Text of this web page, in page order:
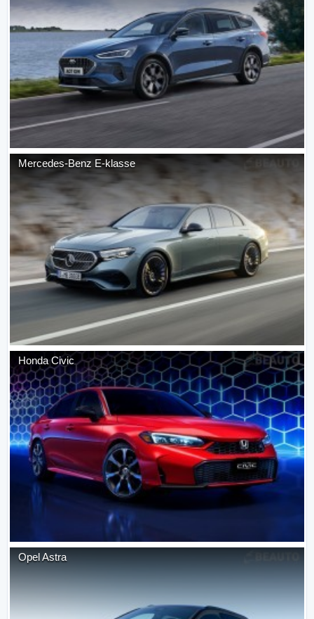
Mercedes-Benz E-klasse
Honda Civic
OpelAstra